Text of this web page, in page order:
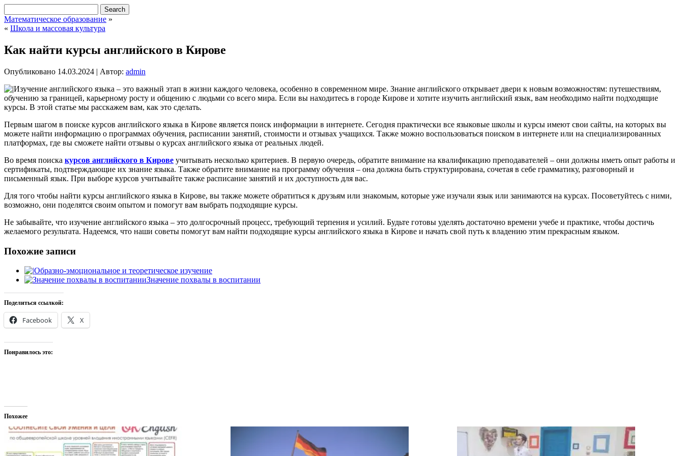
Математическое образование »
« Школа и массовая культура
Как найти курсы английского в Кирове
Опубликовано 14.03.2024 | Автор: admin
Изучение английского языка – это важный этап в жизни каждого человека, особенно в современном мире. Знание английского открывает двери к новым возможностям: путешествиям,
обучению за границей, карьерному росту и общению с людьми со всего мира. Если вы находитесь в городе Кирове и хотите изучить английский язык, вам необходимо найти подходящие
курсы. В этой статье мы расскажем вам, как это сделать.
Первым шагом в поиске курсов английского языка в Кирове является поиск информации в интернете. Сегодня практически все языковые школы и курсы имеют свои сайты, на которых вы
можете найти информацию о программах обучения, расписании занятий, стоимости и отзывах учащихся. Также можно воспользоваться поиском в интернете или на специализированных
платформах, где вы сможете найти отзывы о курсах английского языка от реальных людей.
Во время поиска курсов английского в Кирове учитывать несколько критериев. В первую очередь, обратите внимание на квалификацию преподавателей – они должны иметь опыт работы и
сертификаты, подтверждающие их знание языка. Также обратите внимание на программу обучения – она должна быть структурирована, сочетая в себе грамматику, разговорный и
письменный язык. При выборе курсов учитывайте также расписание занятий и их доступность для вас.
Для того чтобы найти курсы английского языка в Кирове, вы также можете обратиться к друзьям или знакомым, которые уже изучали язык или занимаются на курсах. Посоветуйтесь с ними,
возможно, они поделятся своим опытом и помогут вам выбрать подходящие курсы.
Не забывайте, что изучение английского языка – это долгосрочный процесс, требующий терпения и усилий. Будьте готовы уделять достаточно времени учебе и практике, чтобы достичь
желаемого результата. Надеемся, что наши советы помогут вам найти подходящие курсы английского языка в Кирове и начать свой путь к владению этим прекрасным языком.
Похожие записи
Образно-эмоциональное и теоретическое изучение
Значение похвалы в воспитании
Поделиться ссылкой:
Facebook X
Понравилось это:
Похожее